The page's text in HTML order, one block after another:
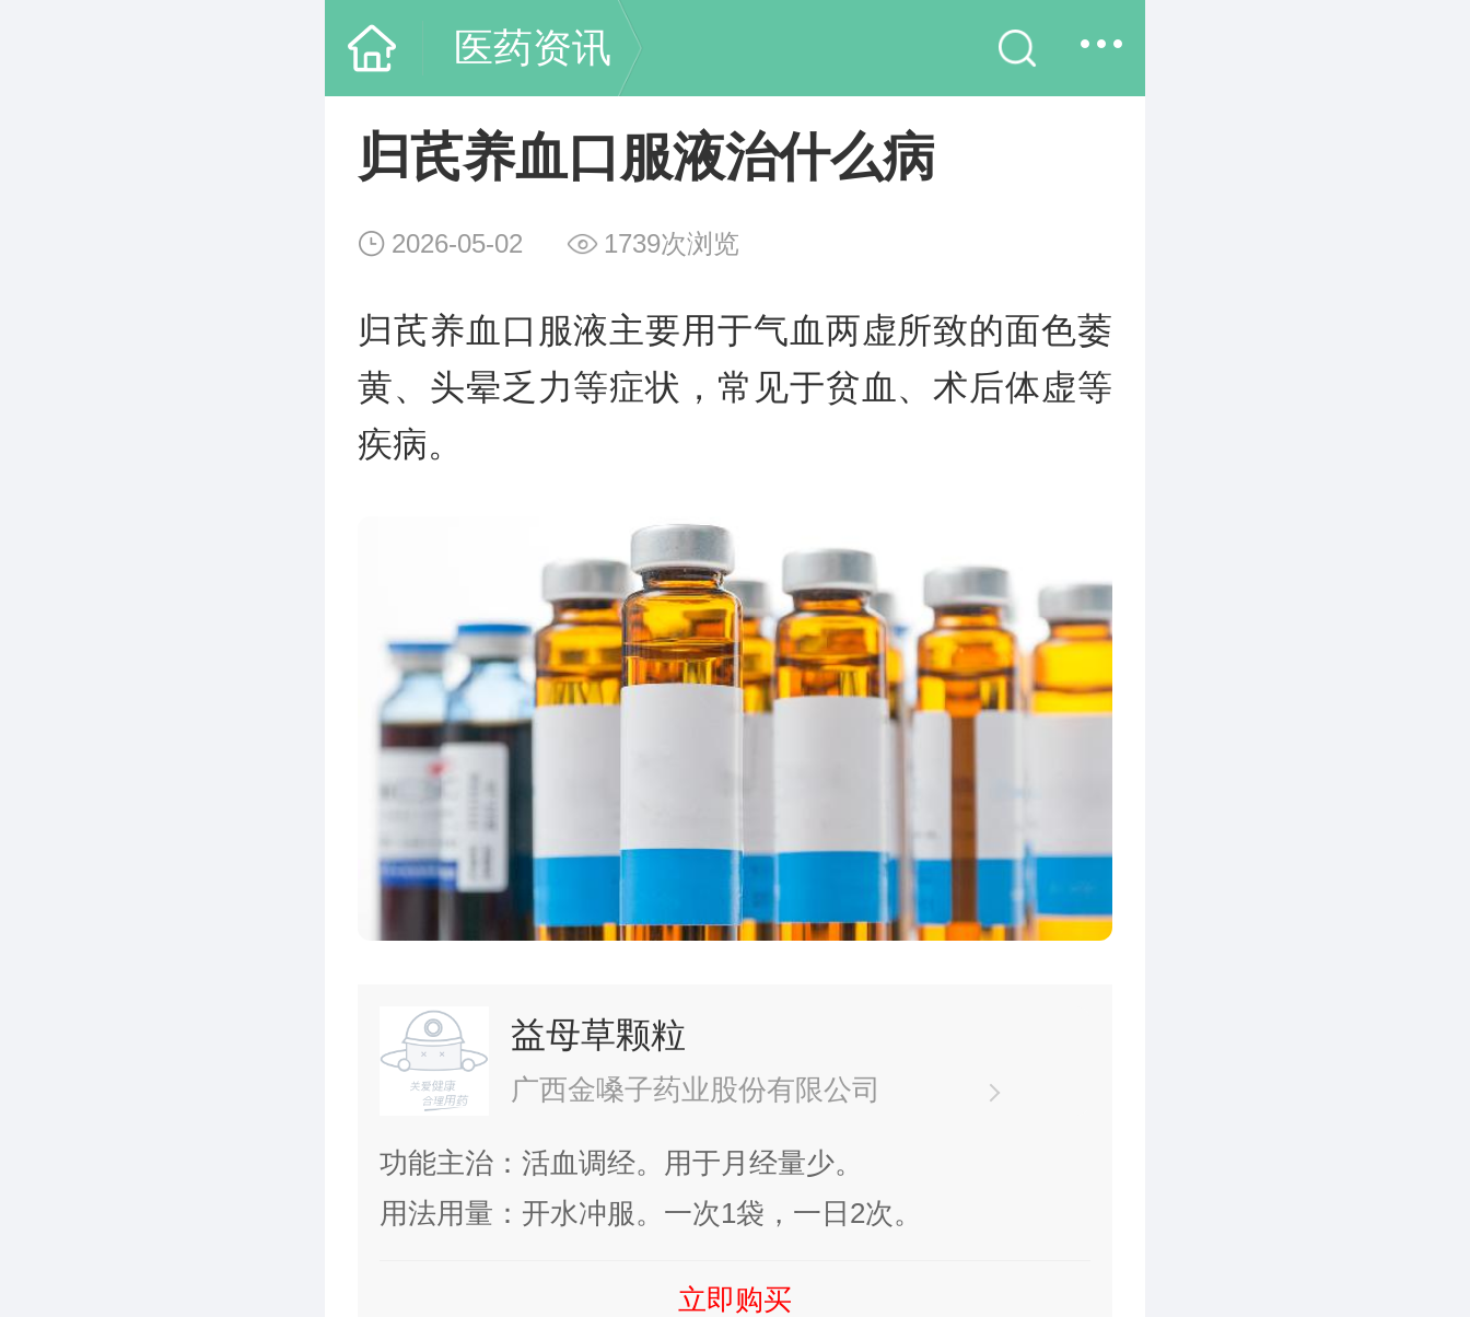
医药资讯
归芪养血口服液治什么病
2026-05-02 1739次浏览
归芪养血口服液主要用于气血两虚所致的面色萎
黄、头晕乏力等症状，常见于贫血、术后体虚等
疾病。
益母草颗粒
广西金嗓子药业股份有限公司
功能主治：活血调经。用于月经量少。
用法用量：开水冲服。一次1袋，一日2次。
立即购买